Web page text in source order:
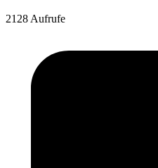
2128 Aufrufe